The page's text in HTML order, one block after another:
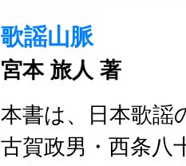
歌謡山脈
宮本 旅人 著
本書は、日本歌謡
古賀政男・西条八